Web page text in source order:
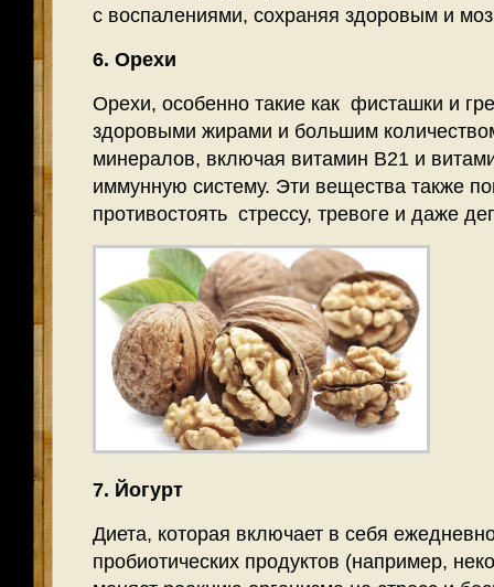
с воспалениями, сохраняя здоровым и
6. Орехи
Орехи, особенно такие как фисташки и
здоровыми жирами и большим
минералов, включая витамин В21 и
иммунную систему. Эти вещества также
противостоять стрессу, тревоге и даже
7. Йогурт
Диета, которая включает в себя
пробиотических продуктов (например,